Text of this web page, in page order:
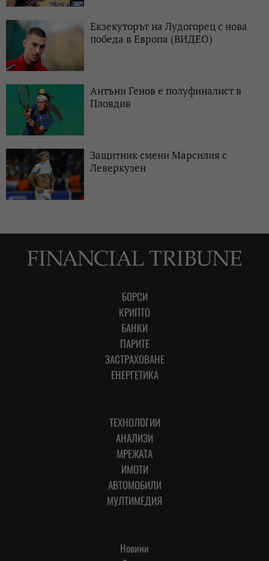
Екзекуторът на Лудогорец с нова
победа в Европа (ВИДЕО)
Антъни Генов е полуфиналист в
Пловдив
Защитник смени Марсилия с
Леверкузен
БОРСИ
КРИПТО
БАНКИ
ПАРИТЕ
ЗАСТРАХОВАНЕ
ЕНЕРГЕТИКА
ТЕХНОЛОГИИ
АНАЛИЗИ
МРЕЖАТА
ИМОТИ
АВТОМОБИЛИ
МУЛТИМЕДИЯ
Новини